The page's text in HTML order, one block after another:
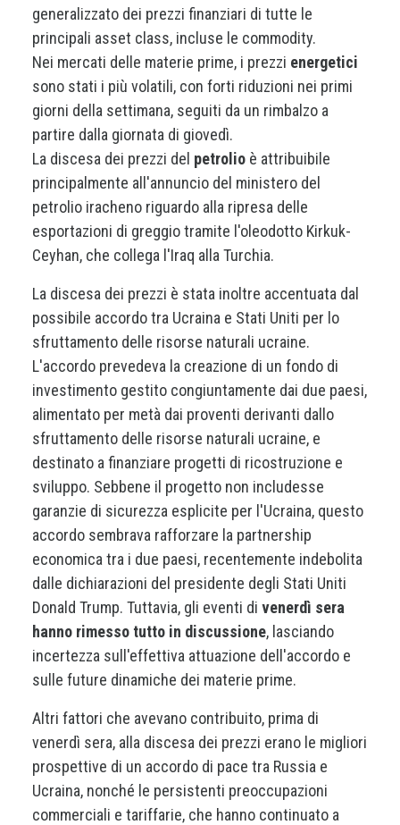
generalizzato dei prezzi finanziari di tutte le
principali asset class, incluse le commodity.
Nei mercati delle materie prime, i prezzi energetici
sono stati i più volatili, con forti riduzioni nei primi
giorni della settimana, seguiti da un rimbalzo a
partire dalla giornata di giovedì.
La discesa dei prezzi del petrolio è attribuibile
principalmente all'annuncio del ministero del
petrolio iracheno riguardo alla ripresa delle
esportazioni di greggio tramite l'oleodotto Kirkuk-
Ceyhan, che collega l'Iraq alla Turchia.
La discesa dei prezzi è stata inoltre accentuata dal
possibile accordo tra Ucraina e Stati Uniti per lo
sfruttamento delle risorse naturali ucraine.
L'accordo prevedeva la creazione di un fondo di
investimento gestito congiuntamente dai due paesi,
alimentato per metà dai proventi derivanti dallo
sfruttamento delle risorse naturali ucraine, e
destinato a finanziare progetti di ricostruzione e
sviluppo. Sebbene il progetto non includesse
garanzie di sicurezza esplicite per l'Ucraina, questo
accordo sembrava rafforzare la partnership
economica tra i due paesi, recentemente indebolita
dalle dichiarazioni del presidente degli Stati Uniti
Donald Trump. Tuttavia, gli eventi di venerdì sera
hanno rimesso tutto in discussione, lasciando
incertezza sull'effettiva attuazione dell'accordo e
sulle future dinamiche dei materie prime.
Altri fattori che avevano contribuito, prima di
venerdì sera, alla discesa dei prezzi erano le migliori
prospettive di un accordo di pace tra Russia e
Ucraina, nonché le persistenti preoccupazioni
commerciali e tariffarie, che hanno continuato a